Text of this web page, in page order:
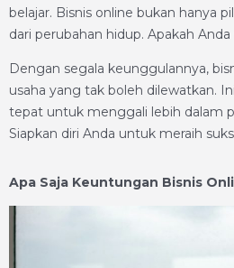
belajar. Bisnis online bukan hanya
dari perubahan hidup. Apakah Anda
Dengan segala keunggulannya,
usaha yang tak boleh dilewatkan.
tepat untuk menggali lebih dalam
Siapkan diri Anda untuk meraih
Apa Saja Keuntungan Bisnis